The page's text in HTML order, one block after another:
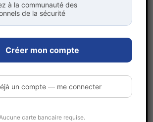
/ autrice
à la communauté des
de la sécurité
Créer mon compte
un compte — me connecter
carte bancaire requise.